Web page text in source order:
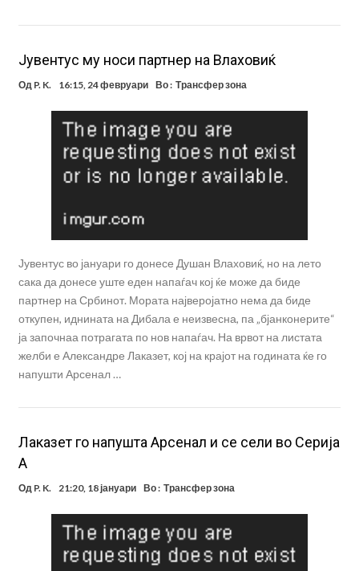
Јувентус му носи партнер на Влаховиќ
Од P. K. 16:15, 24 февруари Во : Трансфер зона
Јувентус во јануари го донесе Душан Влаховиќ, но на лето
сака да донесе уште еден напаѓач кој ќе може да биде
партнер на Србинот. Мората најверојатно нема да биде
откупен, иднината на Дибала е неизвесна, па „бјанконерите“
ја започнаа потрагата по нов напаѓач. На врвот на листата
желби е Александре Лаказет, кој на крајот на годината ќе го
напушти Арсенал …
Лаказет го напушта Арсенал и се сели во Серија
А
Од P. K. 21:20, 18 јануари Во : Трансфер зона